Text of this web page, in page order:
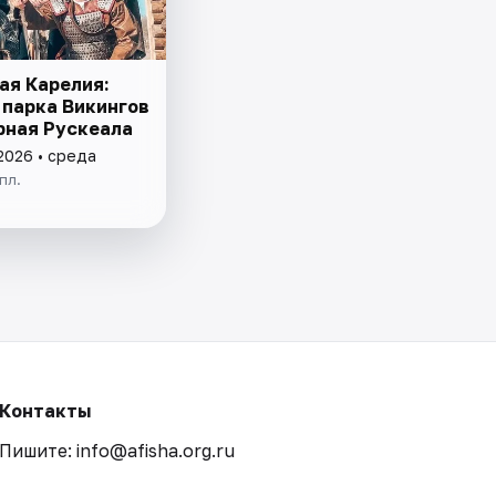
Карелия:
Викингов
Рускеала
• среда
Контакты
Пишите: info@afisha.org.ru